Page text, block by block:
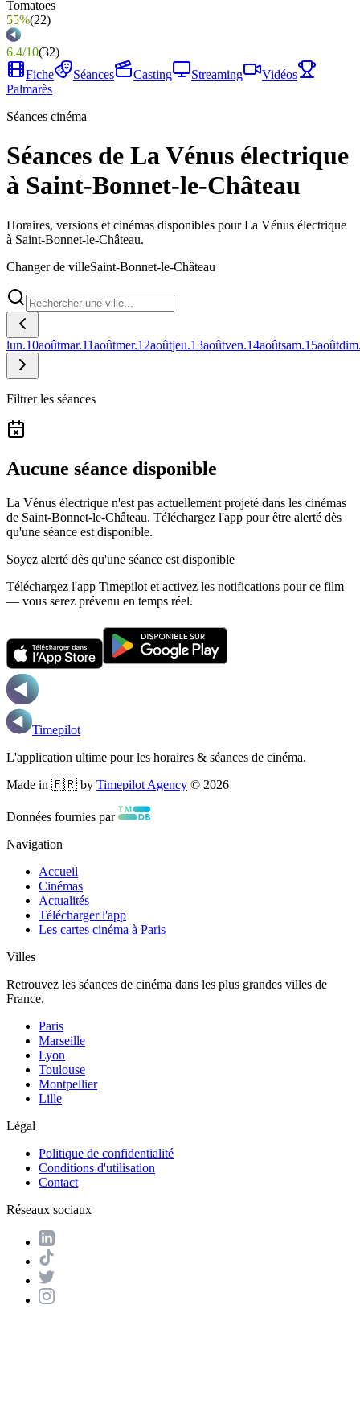
55%(22)
6.4/10(32)
Fiche
Séances Casting Streaming
Vidéos
Palmarès
Séances cinéma
Séances de La Vénus électrique
à Saint-Bonnet-le-Château
Horaires, versions et cinémas disponibles pour La Vénus électrique
à Saint-Bonnet-le-Château.
Changer de villeSaint-Bonnet-le-Château
lun.10aoûtmar.11aoûtmer.12aoûtjeu.13aoûtven.14aoûtsam.15août
Filtrer les séances
Aucune séance disponible
La Vénus électrique n'est pas actuellement projeté dans les cinémas
de Saint-Bonnet-le-Château. Téléchargez l'app pour être alerté dès
qu'une séance est disponible.
Soyez alerté dès qu'une séance est disponible
Téléchargez l'app Timepilot et activez les notifications pour ce film
— vous serez prévenu en temps réel.
Timepilot
L'application ultime pour les horaires & séances de cinéma.
Made in 🇫🇷 by Timepilot Agency © 2026
Données fournies par
Navigation
Accueil
Cinémas
Actualités
Télécharger l'app
Les cartes cinéma à Paris
Villes
Retrouvez les séances de cinéma dans les plus grandes villes de
France.
Paris
Marseille
Lyon
Toulouse
Montpellier
Lille
Légal
Politique de confidentialité
Conditions d'utilisation
Contact
Réseaux sociaux